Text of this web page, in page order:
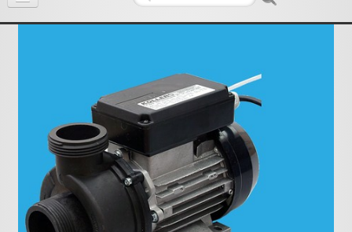
Accueil
Kits baignoires
Pour l'entretien
Pour le bain
Prestations Atelier